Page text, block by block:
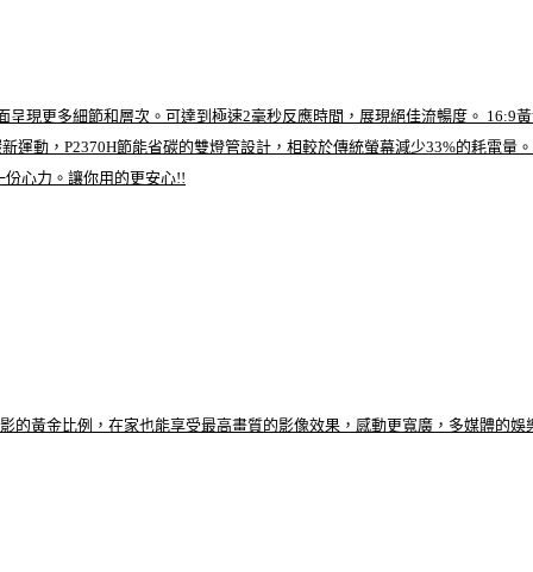
現更多細節和層次。可達到極速2毫秒反應時間，展現絕佳流暢度。 16:9
動，P2370H節能省碳的雙燈管設計，相較於傳統螢幕減少33%的耗電量
心力。讓你用的更安心!!
的黃金比例，在家也能享受最高畫質的影像效果，感動更寬廣，多媒體的